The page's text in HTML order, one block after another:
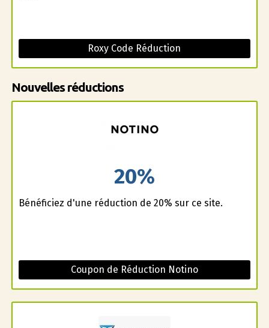
Roxy Code Réduction
Nouvelles réductions
20%
Bénéficiez d'une réduction de 20% sur ce site.
Coupon de Réduction Notino